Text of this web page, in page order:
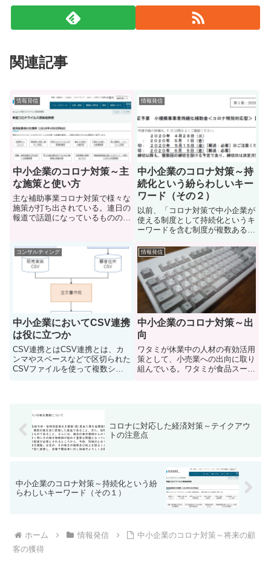
関連記事
情報発信
中小企業のコロナ対策～主
な施策と使い方
主な補助事業コロナ対策で様々な
施策が打ち出されている。連日の
報道で話題になっているものの、
「経済活動」に関するもので、こ
れまでの自然災害と比べて特段新
しいものは無いといえる。「資
情報発信
中小企業のコロナ対策～持
続化という紛らわしいキー
ワード（その２）
以前、「コロナ対策で中小企業が
使える制度として持続化というキ
ーワードを含む制度が複数ある」
似たような名前のものが出てきま
した。 中小企業のコロナ対策～
持続化という紛らわしいキーワー
ド（その１）持続化給付金コロ
ナ...
コンサルティング
中小企業においてCSV連携
は役に立つか
CSV連携とはCSV連携とは、カ
ンマやスペースなどで区切られた
CSVファイルを使って複数シス
あり、これらを選択するとシ...
情報発信
中小企業のコロナ対策～出
向
ワタミが休業中の人材の有効活用
策として、小売業への出向に取り
組んでいる。ワタミが食品スーパ
調...
コロナに対応した経済対策～テイクアウ
トの注意点
中小企業のコロナ対策～持続化という紛
らわしいキーワード（その１）
ホーム 情報発信
中小企業のコロナ対策～将来の顧
客の獲得